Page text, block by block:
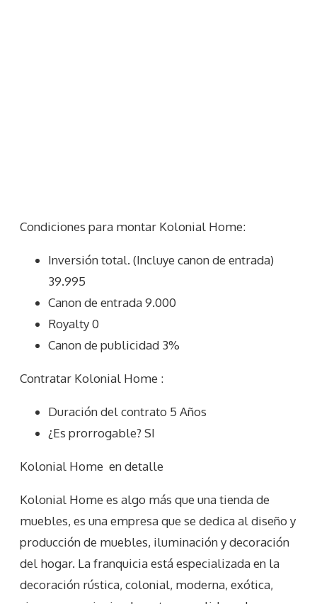
Condiciones para montar Kolonial Home:
Inversión total. (Incluye canon de entrada)
39.995
Canon de entrada 9.000
Royalty 0
Canon de publicidad 3%
Contratar Kolonial Home :
Duración del contrato 5 Años
¿Es prorrogable? SI
Kolonial Home en detalle
Kolonial Home es algo más que una tienda de
muebles, es una empresa que se dedica al diseño y
producción de muebles, iluminación y decoración
del hogar. La franquicia está especializada en la
decoración rústica, colonial, moderna, exótica,